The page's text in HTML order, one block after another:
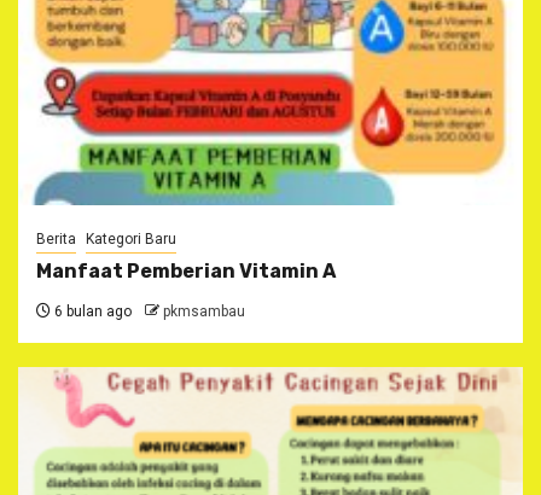
Berita Kategori Baru
Manfaat Pemberian Vitamin A
6 bulan ago pkmsambau